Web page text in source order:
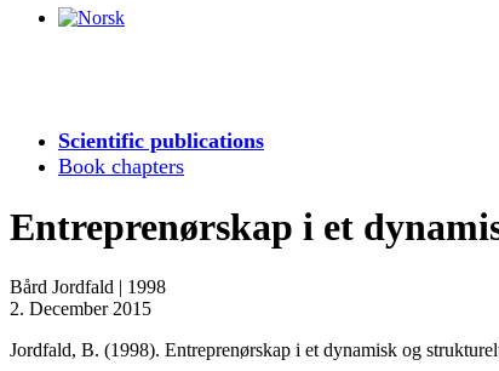
Scientific publications
Book chapters
Entreprenørskap i et
Bård Jordfald | 1998
2. December 2015
Jordfald, B. (1998). Entreprenørskap i et dynamisk og